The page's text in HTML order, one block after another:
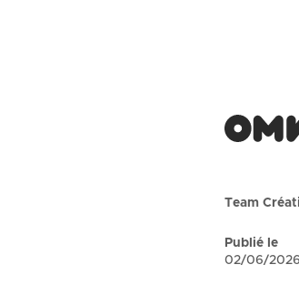
Team
Publié le
02/06/2026